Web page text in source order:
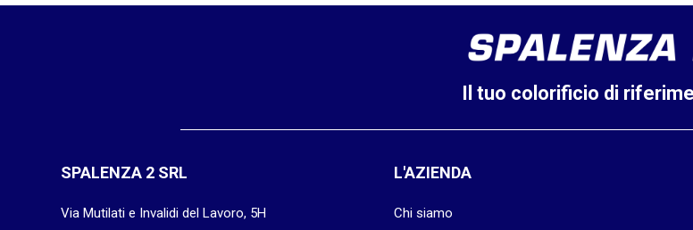
Il tuo colorificio di
SPALENZA 2 SRL
Via Mutilati e Invalidi del Lavoro, 5H
L'AZIENDA
Chi siamo